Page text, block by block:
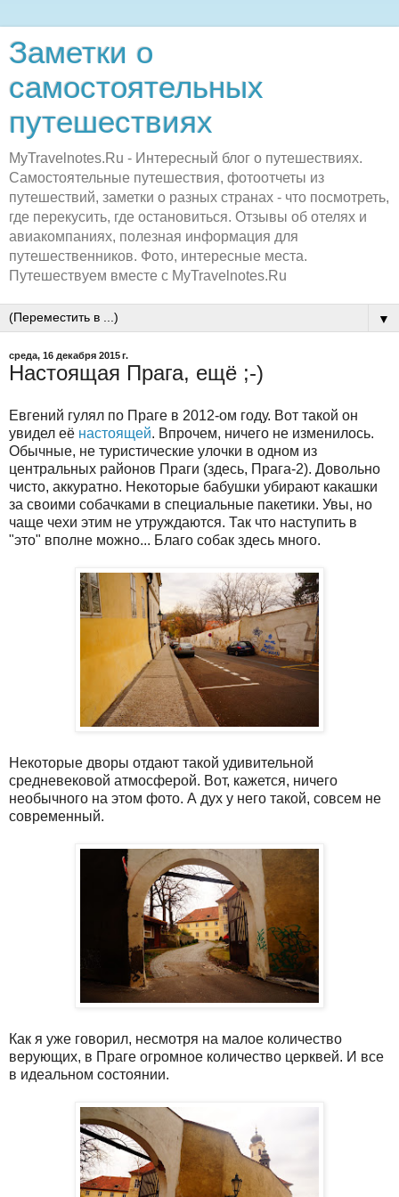
Заметки о
самостоятельных
путешествиях
MyTravelnotes.Ru - Интересный блог о путешествиях.
Самостоятельные путешествия, фотоотчеты из
путешествий, заметки о разных странах - что посмотреть,
где перекусить, где остановиться. Отзывы об отелях и
авиакомпаниях, полезная информация для
путешественников. Фото, интересные места.
Путешествуем вместе с MyTravelnotes.Ru
▼
среда, 16 декабря 2015 г.
Настоящая Прага, ещё ;-)
Евгений гулял по Праге в 2012-ом году. Вот такой он
увидел её настоящей. Впрочем, ничего не изменилось.
Обычные, не туристические улочки в одном из
центральных районов Праги (здесь, Прага-2). Довольно
чисто, аккуратно. Некоторые бабушки убирают какашки
за своими собачками в специальные пакетики. Увы, но
чаще чехи этим не утруждаются. Так что наступить в
"это" вполне можно... Благо собак здесь много.
Некоторые дворы отдают такой удивительной
средневековой атмосферой. Вот, кажется, ничего
необычного на этом фото. А дух у него такой, совсем не
современный.
Как я уже говорил, несмотря на малое количество
верующих, в Праге огромное количество церквей. И все
в идеальном состоянии.